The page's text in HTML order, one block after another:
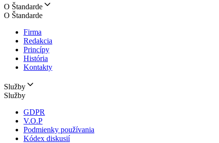
O Štandarde
O Štandarde
Firma
Redakcia
Princípy
História
Kontakty
Služby
Služby
GDPR
V.O.P
Podmienky používania
Kódex diskusií